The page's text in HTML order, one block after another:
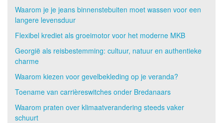
Waarom je je jeans binnenstebuiten moet wassen voor een
langere levensduur
Flexibel krediet als groeimotor voor het moderne MKB
Georgië als reisbestemming: cultuur, natuur en authentieke
charme
Waarom kiezen voor gevelbekleding op je veranda?
Toename van carrièreswitches onder Bredanaars
Waarom praten over klimaatverandering steeds vaker
schuurt